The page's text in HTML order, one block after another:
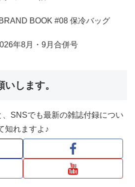
BOOK #08 保冷バッグ
年8月・9月合併号
します。
SNSでも最新の雑誌付録につい
知れますよ♪